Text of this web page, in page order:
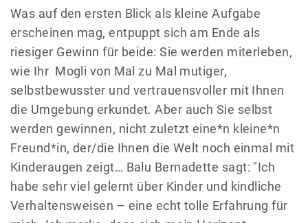
Was auf den ersten Blick als kleine Aufgabe
erscheinen mag, entpuppt sich am Ende als
riesiger Gewinn für beide: Sie werden miterleben,
wie Ihr Mogli von Mal zu Mal mutiger,
selbstbewusster und vertrauensvoller mit Ihnen
die Umgebung erkundet. Aber auch Sie selbst
werden gewinnen, nicht zuletzt eine*n kleine*n
Freund*in, der/die Ihnen die Welt noch einmal mit
Kinderaugen zeigt… Balu Bernadette sagt: "Ich
habe sehr viel gelernt über Kinder und kindliche
Verhaltensweisen – eine echt tolle Erfahrung für